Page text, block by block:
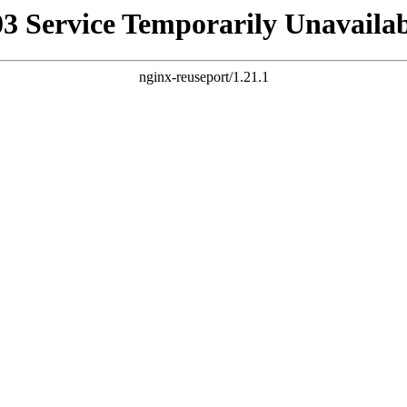
Service Temporarily
nginx-reuseport/1.21.1